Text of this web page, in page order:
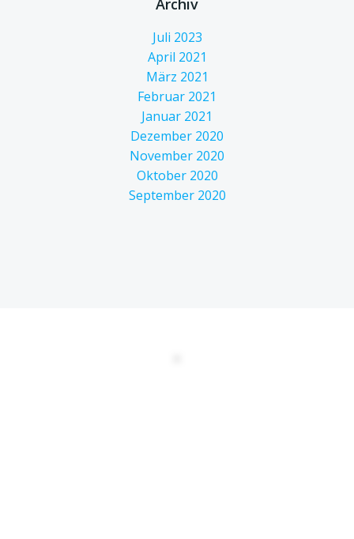
Archiv
Juli 2023
April 2021
März 2021
Februar 2021
Januar 2021
Dezember 2020
November 2020
Oktober 2020
September 2020